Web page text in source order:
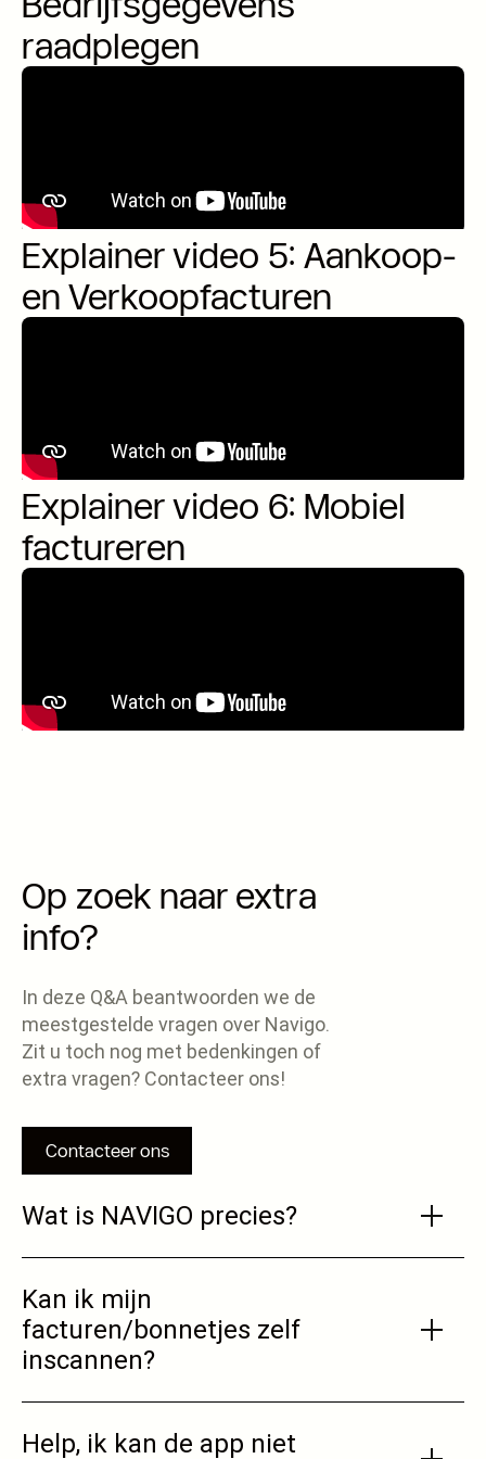
raadplegen
Explainer video 5: Aankoop-
en Verkoopfacturen
Explainer video 6: Mobiel
factureren
Op zoek naar extra
info?
In deze Q&A beantwoorden we de
meestgestelde vragen over Navigo.
Zit u toch nog met bedenkingen of
extra vragen? Contacteer ons!
Contacteer ons
Wat is NAVIGO precies?
ACCO om bedrijven te helpen met de overgang
naar e-facturatie via het Peppol-netwerk. Het
biedt een efficiënt en gebruiksvriendelijk platform
te integreren met jouw boekhoudsysteem.
Kan ik mijn
facturen/bonnetjes zelf
inscannen?
eenvoudig een foto maken of uploaden bij
Help, ik kan de app niet